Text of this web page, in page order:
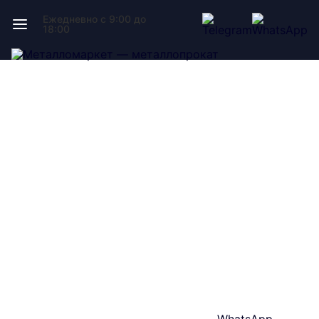
Ежедневно с 9:00 до
18:00